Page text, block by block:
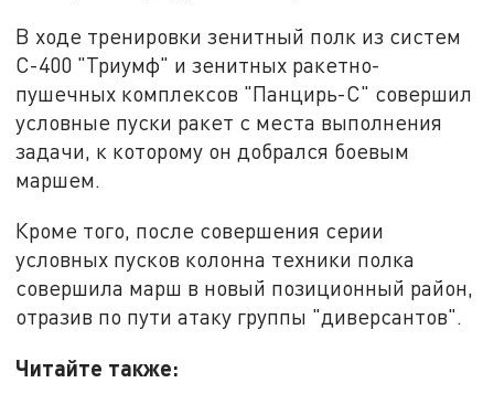
В ходе тренировки зенитный полк из систем
С-400 "Триумф" и зенитных ракетно-
пушечных комплексов "Панцирь-С" совершил
условные пуски ракет с места выполнения
задачи, к которому он добрался боевым
маршем.
Кроме того, после совершения серии
условных пусков колонна техники полка
совершила марш в новый позиционный район,
отразив по пути атаку группы "диверсантов".
Читайте также: